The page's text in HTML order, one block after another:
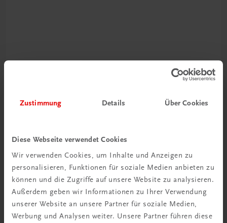
Zustimmung Details Über Cookies
Diese Webseite verwendet Cookies
Wir verwenden Cookies, um Inhalte und Anzeigen zu
personalisieren, Funktionen für soziale Medien anbieten zu
können und die Zugriffe auf unsere Website zu analysieren.
Außerdem geben wir Informationen zu Ihrer Verwendung
unserer Website an unsere Partner für soziale Medien,
Werbung und Analysen weiter. Unsere Partner führen diese
& Versandkosten sparen